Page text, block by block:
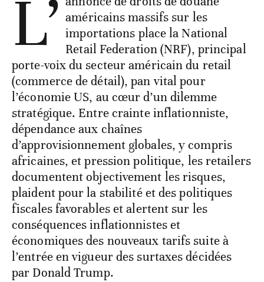
L’ américains massifs sur les
importations place la National
Retail Federation (NRF), principal
porte-voix du secteur américain du retail
(commerce de détail), pan vital pour
l’économie US, au cœur d’un dilemme
stratégique. Entre crainte inflationniste,
dépendance aux chaînes
d’approvisionnement globales, y compris
africaines, et pression politique, les retailers
documentent objectivement les risques,
plaident pour la stabilité et des politiques
fiscales favorables et alertent sur les
conséquences inflationnistes et
économiques des nouveaux tarifs suite à
l’entrée en vigueur des surtaxes décidées
par Donald Trump.